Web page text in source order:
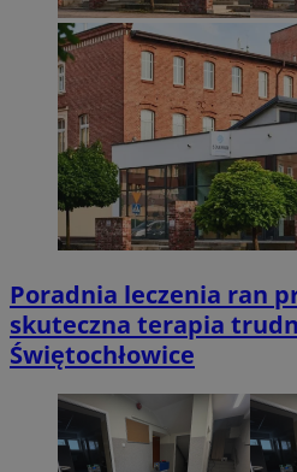
Poradnia leczenia ran
skuteczna terapia
Świętochłowice